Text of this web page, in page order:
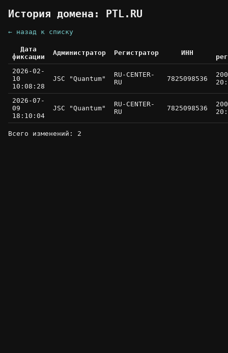
История домена: PTL.RU
← назад к списку
Дата
фиксации
Администратор Регистратор ИНН
2026-02-
10
10:08:28
JSC "Quantum"
RU-CENTER-
RU
7825098536
2026-07-
09
18:10:04
JSC "Quantum"
RU-CENTER-
RU
7825098536
Всего изменений: 2